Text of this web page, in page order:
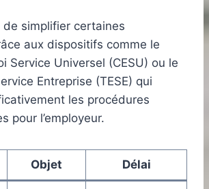
de simplifier certaines
aux dispositifs comme le
Service Universel (CESU) ou le
Entreprise (TESE) qui
les procédures
pour l’employeur.
Objet Délai